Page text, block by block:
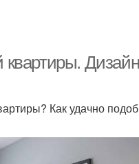
Как удачно